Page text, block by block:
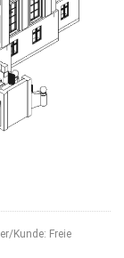
Kunde: Freie